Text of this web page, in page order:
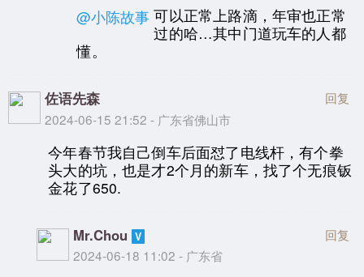
@小陈故事 可以正常上路滴，年审也正常
过的哈…其中门道玩车的人都
懂。
佐语先森
2024-06-15 21:52 - 广东省佛山市
回复
今年春节我自己倒车后面怼了电线杆，有个拳
头大的坑，也是才2个月的新车，找了个无痕钣
金花了650.
Mr.Chou
2024-06-18 11:02 - 广东省
回复